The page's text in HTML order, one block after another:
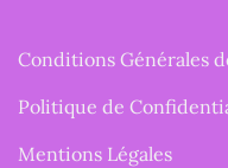
Conditions Générales
Politique de
Mentions Légales